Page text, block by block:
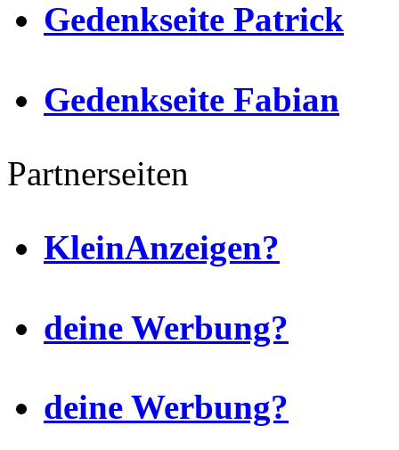
Gedenkseite Patrick
Gedenkseite Fabian
Partnerseiten
KleinAnzeigen?
deine Werbung?
deine Werbung?